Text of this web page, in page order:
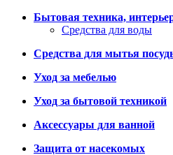
Бытовая техника,
Средства для воды
Средства для мытья
Уход за мебелью
Уход за бытовой техникой
Аксессуары для ванной
Защита от насекомых